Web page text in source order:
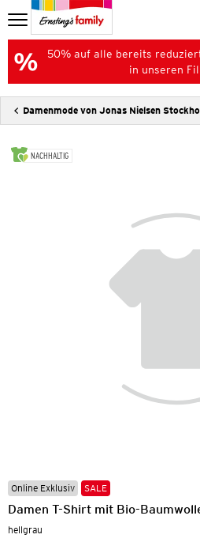
50% auf alle bereits
in unseren
Damenmode von Jonas Nielsen
NACHHALTIG
Online Exklusiv SALE
Damen T-Shirt mit Bio-
hellgrau